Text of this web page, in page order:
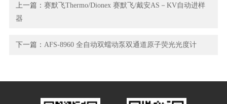
上一篇：赛默飞Thermo/Dionex 赛默飞/戴安AS－KV自动进样
器
下一篇：AFS-8960 全自动双蠕动泵双通道原子荧光光度计